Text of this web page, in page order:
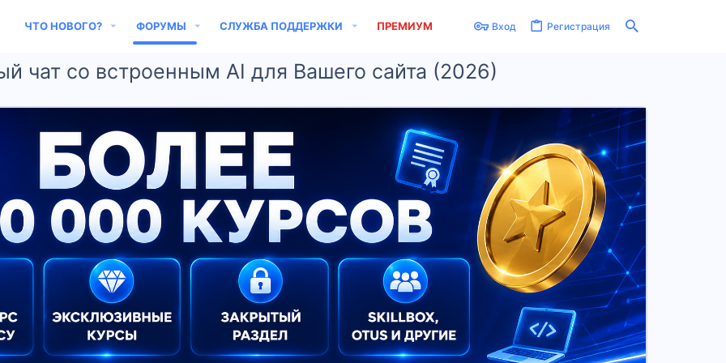
ЧТО НОВОГО? ФОРУМЫ СЛУЖБА ПОДДЕРЖКИ ПРЕМИУМ Вход Регистрация
чат со встроенным AI для Вашего сайта (2026)